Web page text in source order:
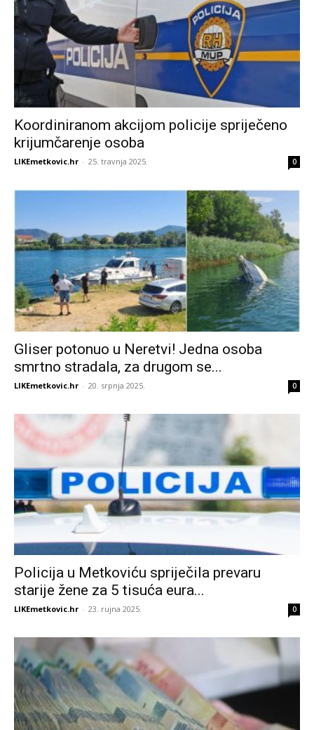
Koordiniranom akcijom policije spriječeno
krijumčarenje osoba
LIKEmetkovic.hr - 25. travnja 2025. 0
Gliser potonuo u Neretvi! Jedna osoba
smrtno stradala, za drugom se...
LIKEmetkovic.hr - 20. srpnja 2025. 0
Policija u Metkoviću spriječila prevaru
starije žene za 5 tisuća eura...
LIKEmetkovic.hr - 23. rujna 2025. 0